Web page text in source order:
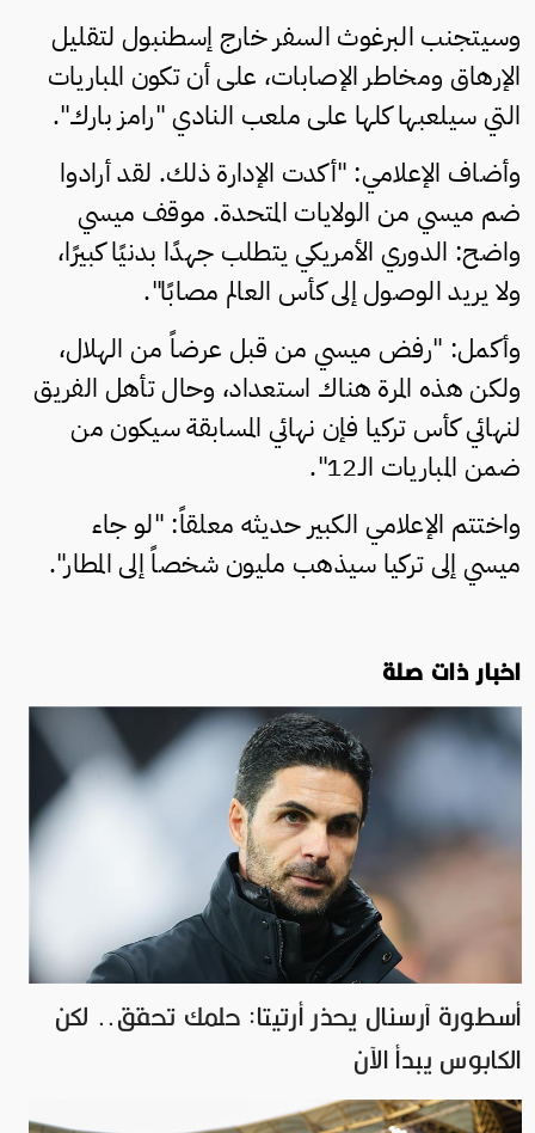
وسيتجنب البرغوث السفر خارج إسطنبول لتقليل
الإرهاق ومخاطر الإصابات، على أن تكون المباريات
التي سيلعبها كلها على ملعب النادي "رامز بارك".
وأضاف الإعلامي: "أكدت الإدارة ذلك. لقد أرادوا
ضم ميسي من الولايات المتحدة. موقف ميسي
واضح: الدوري الأمريكي يتطلب جهدًا بدنيًا كبيرًا،
ولا يريد الوصول إلى كأس العالم مصابًا".
وأكمل: "رفض ميسي من قبل عرضاً من الهلال،
ولكن هذه المرة هناك استعداد، وحال تأهل الفريق
لنهائي كأس تركيا فإن نهائي المسابقة سيكون من
ضمن المباريات الـ12".
واختتم الإعلامي الكبير حديثه معلقاً: "لو جاء
ميسي إلى تركيا سيذهب مليون شخصاً إلى المطار".
اخبار ذات صلة
أسطورة آرسنال يحذر أرتيتا: حلمك تحقق.. لكن
الكابوس يبدأ الآن